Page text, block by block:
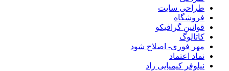
طراحی سایت
فروشگاه
قوانین گرافیکو
کاتالوگ
مهر فوری- اصلاح شود
نماد اعتماد
نیلوفر کیمیایی راد